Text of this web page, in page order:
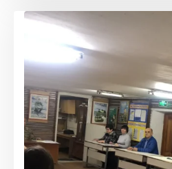
своїми
руками»